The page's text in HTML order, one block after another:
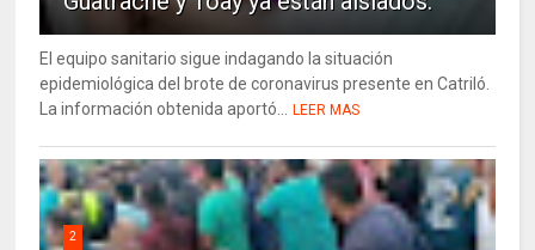
El equipo sanitario sigue indagando la situación
epidemiológica del brote de coronavirus presente en Catriló.
La información obtenida aportó...
LEER MAS
2